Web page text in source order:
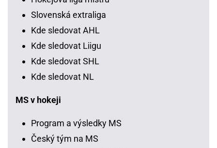
Slovenská extraliga
Kde sledovat AHL
Kde sledovat Liigu
Kde sledovat SHL
Kde sledovat NL
MS v hokeji
Program a výsledky MS
Český tým na MS